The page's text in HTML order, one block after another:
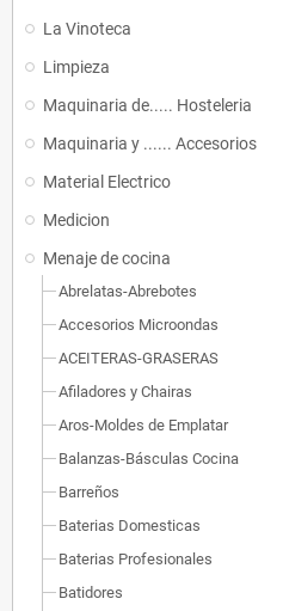
La Vinoteca
Limpieza
Maquinaria de..... Hosteleria
Maquinaria y ...... Accesorios
Material Electrico
Medicion
Menaje de cocina
Abrelatas-Abrebotes
Accesorios Microondas
ACEITERAS-GRASERAS
Afiladores y Chairas
Aros-Moldes de Emplatar
Balanzas-Básculas Cocina
Barreños
Baterias Domesticas
Baterias Profesionales
Batidores